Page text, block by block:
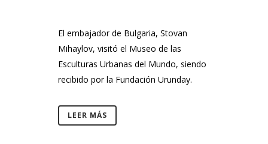
El embajador de Bulgaria, Stovan
Mihaylov, visitó el Museo de las
Esculturas Urbanas del Mundo, siendo
recibido por la Fundación Urunday.
LEER MÁS